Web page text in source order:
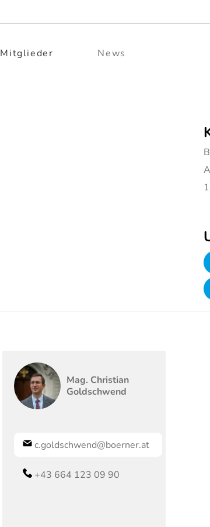
Mitglieder News
Mag. Christian
Goldschwend
c.goldschwend@boerner.at
+43 664 123 09 90